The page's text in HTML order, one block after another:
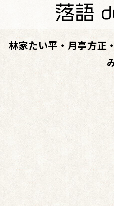
林家たい平・月亭方正